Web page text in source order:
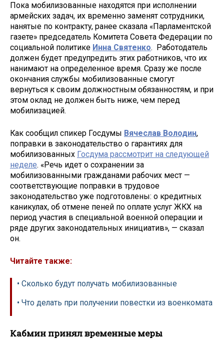
Пока мобилизованные находятся при исполнении
армейских задач, их временно заменят сотрудники,
нанятые по контракту, ранее сказала «Парламентской
газете» председатель Комитета Совета Федерации по
социальной политике Инна Святенко. Работодатель
должен будет предупредить этих работников, что их
нанимают на определенное время. Сразу же после
окончания службы мобилизованные смогут
вернуться к своим должностным обязанностям, и при
этом оклад не должен быть ниже, чем перед
мобилизацией.
Как сообщил спикер Госдумы Вячеслав Володин,
поправки в законодательство о гарантиях для
мобилизованных Госдума рассмотрит на следующей
неделе. «Речь идет о сохранении за
мобилизованными гражданами рабочих мест —
соответствующие поправки в трудовое
законодательство уже подготовлены: о кредитных
каникулах, об отмене пеней по оплате услуг ЖКХ на
период участия в специальной военной операции и
ряде других законодательных инициатив», — сказал
он.
Читайте также:
• Сколько будут получать мобилизованные
• Что делать при получении повестки из военкомата
Кабмин принял временные меры